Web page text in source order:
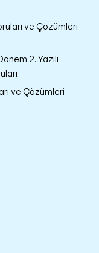
ve Çözümleri
2. Yazılı
ve Çözümleri –